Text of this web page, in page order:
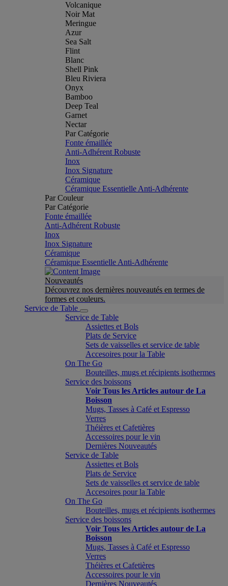
Volcanique
Noir Mat
Meringue
Azur
Sea Salt
Flint
Blanc
Shell Pink
Bleu Riviera
Onyx
Bamboo
Deep Teal
Garnet
Nectar
Par Catégorie
Fonte émaillée
Anti-Adhérent Robuste
Inox
Inox Signature
Céramique
Céramique Essentielle Anti-Adhérente
Par Couleur
Par Catégorie
Fonte émaillée
Anti-Adhérent Robuste
Inox
Inox Signature
Céramique
Céramique Essentielle Anti-Adhérente
Nouveautés
Découvrez nos dernières nouveautés en termes de
formes et couleurs.
Service de Table
Service de Table
Assiettes et Bols
Plats de Service
Sets de vaisselles et service de table
Accesoires pour la Table
On The Go
Bouteilles, mugs et récipients isothermes
Service des boissons
Voir Tous les Articles autour de La
Boisson
Mugs, Tasses à Café et Espresso
Verres
Théières et Cafetières
Accessoires pour le vin
Dernières Nouveautés
Service de Table
Assiettes et Bols
Plats de Service
Sets de vaisselles et service de table
Accesoires pour la Table
On The Go
Bouteilles, mugs et récipients isothermes
Service des boissons
Voir Tous les Articles autour de La
Boisson
Mugs, Tasses à Café et Espresso
Verres
Théières et Cafetières
Accessoires pour le vin
Dernières Nouveautés